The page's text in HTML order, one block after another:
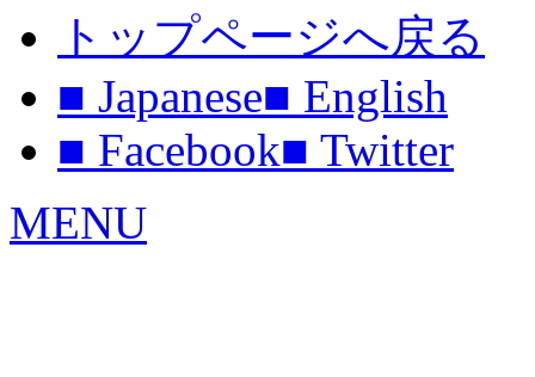
トップページへ戻る
■ Japanese■ English
■ Facebook■ Twitter
MENU